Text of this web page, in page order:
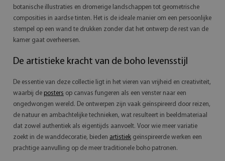
botanische illustraties en dromerige landschappen tot geometrische
composities in aardse tinten. Het is de ideale manier om een persoonlijke
stempel op een wand te drukken zonder dat het ontwerp de rest van de
kamer gaat overheersen.
De artistieke kracht van de boho levensstijl
De essentie van deze collectie ligt in het vieren van vrijheid en creativiteit,
waarbij de posters op canvas fungeren als een venster naar een
ongedwongen wereld. De ontwerpen zijn vaak geïnspireerd door reizen,
de natuur en ambachtelijke technieken, wat resulteert in beeldmateriaal
dat zowel authentiek als eigentijds aanvoelt. Voor wie meer variatie
zoekt in de wanddecoratie, bieden artistiek geïnspireerde werken een
prachtige aanvulling op de meer traditionele boho patronen.